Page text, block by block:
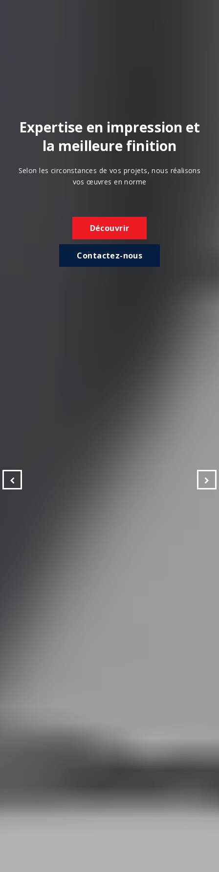
Expertise en impression et
la meilleure finition
Selon les circonstances de vos projets, nous réalisons
vos œuvres en norme
Découvrir
Contactez-nous